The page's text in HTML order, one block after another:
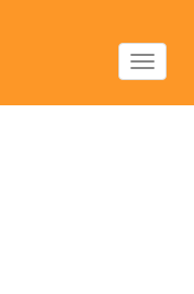
Toggle